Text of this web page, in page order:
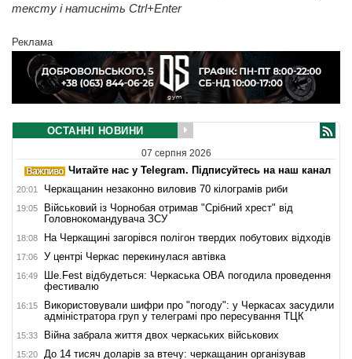
тексту і натисніть Ctrl+Enter
Реклама
ОСТАННІ НОВИНИ
07 серпня 2026
Читайте нас у Telegram. Підписуйтесь на наш канал
20:01 Черкащанин незаконно виловив 70 кілограмів риби
19:05
Військовий із Чорнобая отримав "Срібний хрест" від
Головнокомандувача ЗСУ
18:08 На Черкащині загорівся полігон твердих побутових відходів
17:06 У центрі Черкас перекинулася автівка
16:49
Ше.Fest відбудеться: Черкаська ОВА погодила проведення
фестивалю
16:15
Використовували шифри про "погоду": у Черкасах засудили
адміністратора груп у телеграмі про пересування ТЦК
15:33 Війна забрала життя двох черкаських військових
15:20
До 14 тисяч доларів за втечу: черкащанин організував